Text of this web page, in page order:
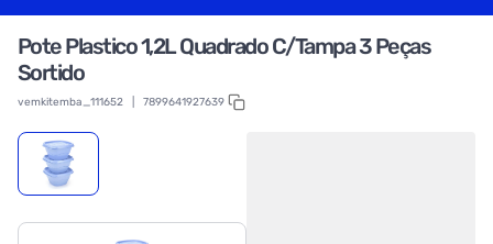
Pote Plastico 1,2L Quadrado C/Tampa 3 Peças
Sortido
vemkitemba_111652 7899641927639